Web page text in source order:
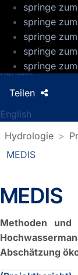
springe
springe
springe
springe
springe
Presse
Jobs
Kontakt
English
Teilen
Hydrologie
MEDIS
MEDIS
Methoden
Abschätzung